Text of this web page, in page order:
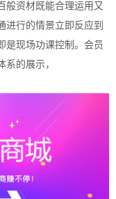
般资材既能合理运用又
进行的情景立即反应到
是现场功课控制。会员
的展示，